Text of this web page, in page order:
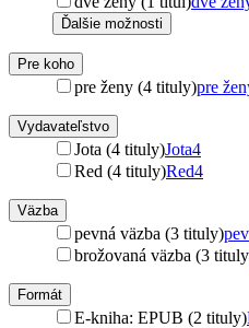
Ďalšie možnosti
Pre koho
pre ženy (4 tituly)pre
Vydavateľstvo
Jota (4 tituly)Jota4
Red (4 tituly)Red4
Väzba
pevná väzba (3 tituly)
brožovaná väzba (3
Formát
E-kniha: EPUB (2 tituly)